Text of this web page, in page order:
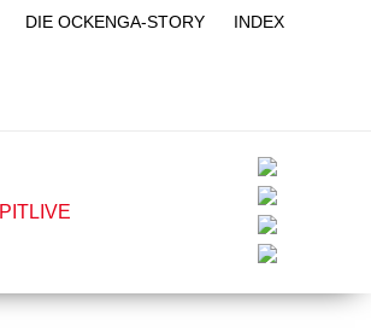
DIE OCKENGA-STORY INDEX
PITLIVE